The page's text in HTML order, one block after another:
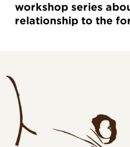
workshop series
relationship to the